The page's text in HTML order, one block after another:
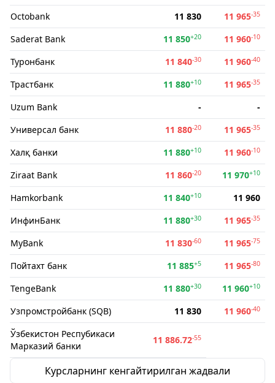
Octobank 11 830 11 965-35
Saderat Bank 11 850+20 11 960-10
Туронбанк 11 840-30 11 960-40
Трастбанк 11 880+10 11 965-35
Uzum Bank -
-
Универсал банк
11 880-20 11 965-35
Халқ банки 11 880+10 11 960-10
Ziraat Bank 11 860-20 11 970+10
Hamkorbank 11 840+10
11 960
ИнфинБанк
11 880+30 11 965-35
MyBank 11 830-60 11 965-75
Пойтахт банк 11 885+5 11 965-80
TengeBank 11 880+30 11 960+10
Узпромстройбанк (SQB) 11 830 11 960-40
Ўзбекистон Респубикаси
Марказий банки
11 886.72-55
Курсларнинг кенгайтирилган жадвали